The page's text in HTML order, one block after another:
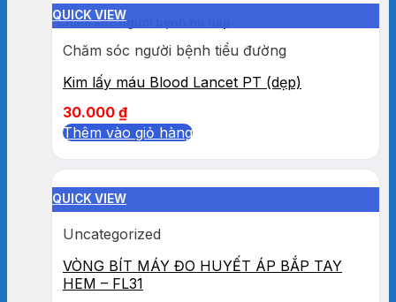
Chăm sóc người bệnh hô hấp
QUICK VIEW
Chăm sóc người bệnh tiểu đường
Kim lấy máu Blood Lancet PT (dẹp)
30.000 ₫
Thêm vào giỏ hàng
QUICK VIEW
Uncategorized
VÒNG BÍT MÁY ĐO HUYẾT ÁP BẮP TAY
HEM – FL31